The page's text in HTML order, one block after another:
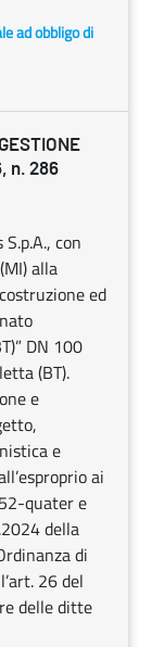
ad obbligo di
n. 286
con
alla
ed
DN 100
(BT).
e
e
ai
quater e
della
di
26 del
delle ditte